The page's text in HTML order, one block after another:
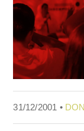
31/12/2001 •